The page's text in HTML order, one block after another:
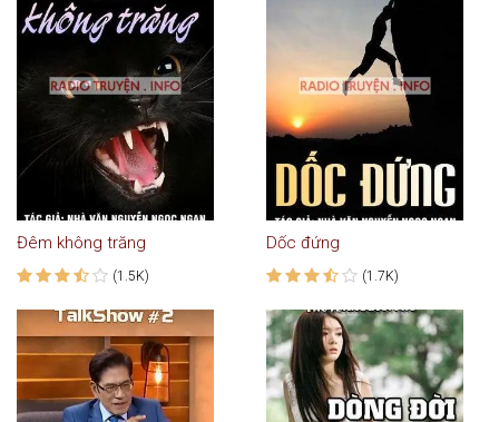
Đêm không trăng
(1.5K)
Dốc đứng
(1.7K)